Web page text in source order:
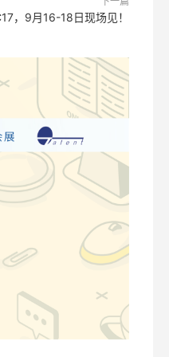
，9月16-18日现场见！